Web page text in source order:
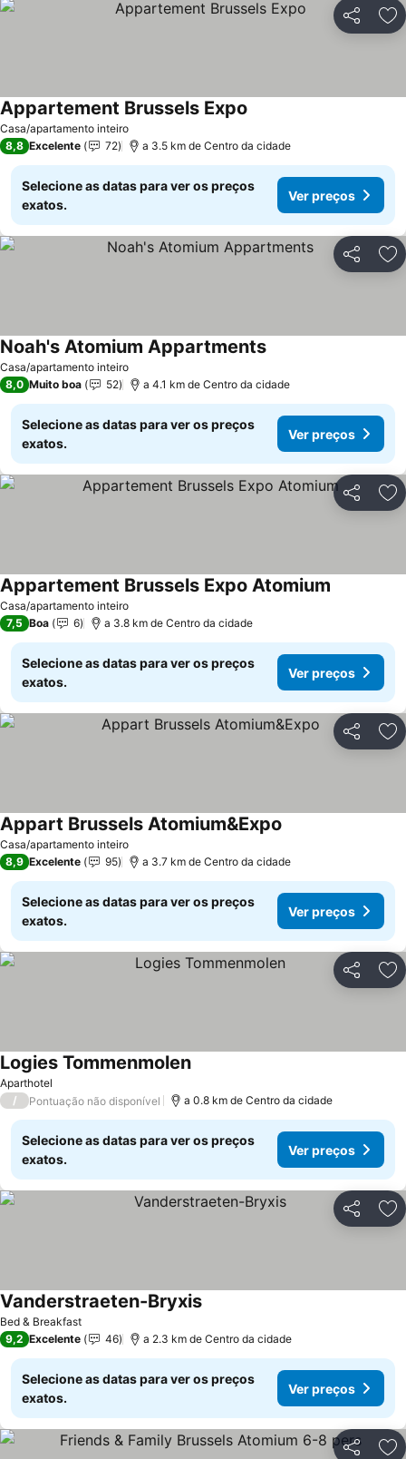
Partilhar
Casa/apartamento inteiro
Appartement Brussels Expo
8,8 Excelente 72 a 3.5 km de Centro da cidade
Selecione as datas para ver os preços
exatos.
Ver preços
Partilhar
Casa/apartamento inteiro
Noah's Atomium Appartments
8,0 Muito boa 52 a 4.1 km de Centro da cidade
Selecione as datas para ver os preços
exatos.
Ver preços
Partilhar
Casa/apartamento inteiro
Appartement Brussels Expo Atomium
7,5 Boa 6 a 3.8 km de Centro da cidade
Selecione as datas para ver os preços
exatos.
Ver preços
Partilhar
Casa/apartamento inteiro
Appart Brussels Atomium&Expo
8,9 Excelente 95 a 3.7 km de Centro da cidade
Selecione as datas para ver os preços
exatos.
Ver preços
Partilhar
Aparthotel
Logies Tommenmolen
/ Pontuação não disponível a 0.8 km de Centro da cidade
Selecione as datas para ver os preços
exatos.
Ver preços
Partilhar
Bed & Breakfast
Vanderstraeten-Bryxis
9,2 Excelente 46 a 2.3 km de Centro da cidade
Selecione as datas para ver os preços
exatos.
Ver preços
Partilhar